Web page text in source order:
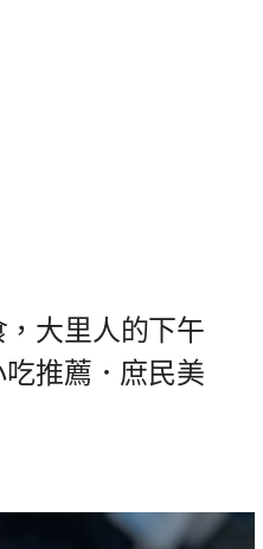
大里人的下午
推薦．庶民美